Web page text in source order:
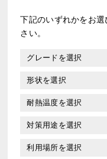
下記のいずれかをお
さい。